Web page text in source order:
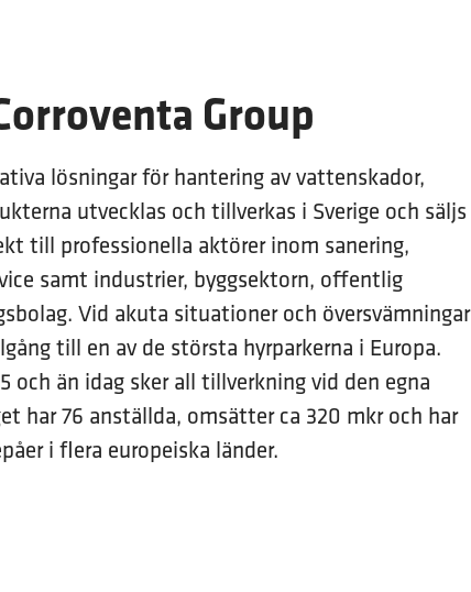
Group
lösningar för hantering av vattenskador,
utvecklas och tillverkas i Sverige och säljs
till professionella aktörer inom sanering,
samt industrier, byggsektorn, offentlig
Vid akuta situationer och översvämningar
till en av de största hyrparkerna i Europa.
och än idag sker all tillverkning vid den egna
har 76 anställda, omsätter ca 320 mkr och har
i flera europeiska länder.